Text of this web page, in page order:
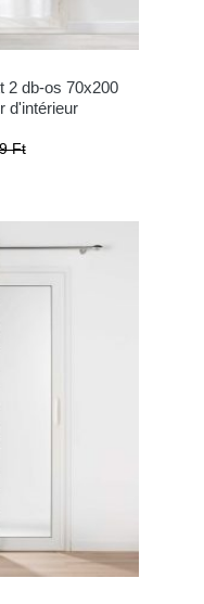
2 db-os 70x200
d'intérieur
Ft